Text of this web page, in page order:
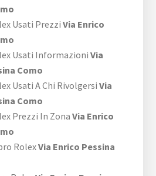
Usati Prezzi Via Enrico
Usati InformazioniVia
Como
Usati A Chi Rivolgersi Via
Como
Prezzi In ZonaVia Enrico
RolexVia Enrico Pessina